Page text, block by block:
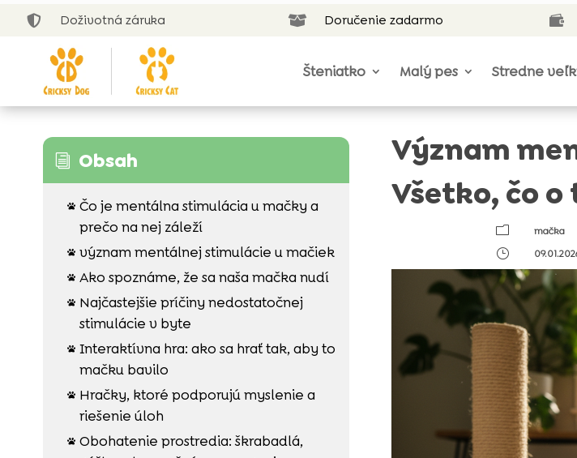
 Doživotná záruka  Doručenie zadarmo 
Šteniatko Malý pes Stredne
i Obsah
 Čo je mentálna stimulácia u mačky a
prečo na nej záleží
 význam mentálnej stimulácie u mačiek
 Ako spoznáme, že sa naša mačka nudí

Najčastejšie príčiny nedostatočnej
stimulácie v byte
 Interaktívna hra: ako sa hrať tak, aby to
mačku bavilo

Hračky, ktoré podporujú myslenie a
riešenie úloh
 Obohatenie prostredia: škrabadlá,
Význam
Všetko, čo
m
mačka
}